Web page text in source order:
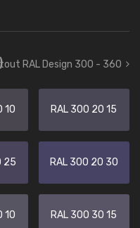
tout RAL Design 300 - 360
10 RAL 300 20 15
25 RAL 300 20 30
10 RAL 300 30 15